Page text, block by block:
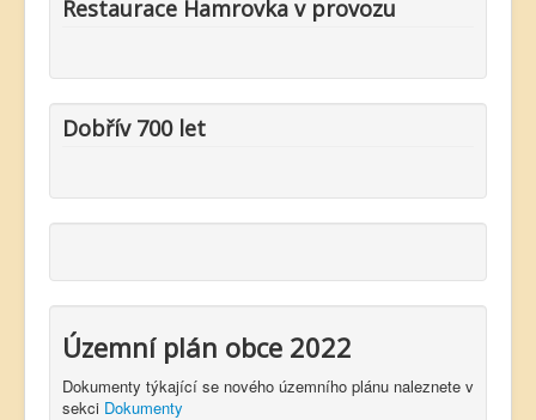
Restaurace Hamrovka v provozu
Dobřív 700 let
Územní plán obce 2022
Dokumenty týkající se nového územního plánu naleznete v
sekci Dokumenty